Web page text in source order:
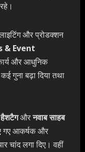
और प्रोडक्शन
& Event
और आधुनिक
गुना बढ़ा दिया तथा
हैशटैगऔरनवाब साहब
गए आकर्षक और
चांद लगा दिए। वहीं